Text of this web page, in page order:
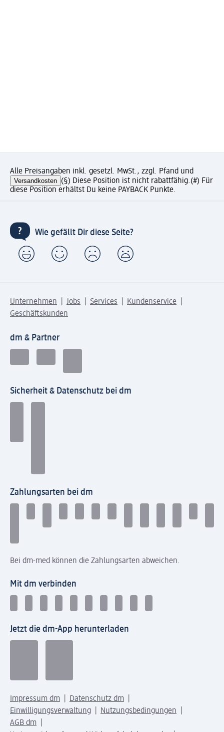
Alle Preisangaben inkl. gesetzl. MwSt., zzgl. Pfand und
Versandkosten (§) Diese Position ist nicht rabattfähig.(#) Für
diese Position erhältst Du keine PAYBACK Punkte.
Wie gefällt Dir diese Seite?
Unternehmen Jobs Services
Kundenservice
Geschäftskunden
dm & Partner
Sicherheit & Datenschutz bei dm
Zahlungsarten bei dm
Bei dm-med können die Zahlungsarten abweichen.
Mit dm verbinden
Jetzt die dm-App herunterladen
Impressum dm
Datenschutz dm
Einwilligungsverwaltung
Nutzungsbedingungen
AGB dm